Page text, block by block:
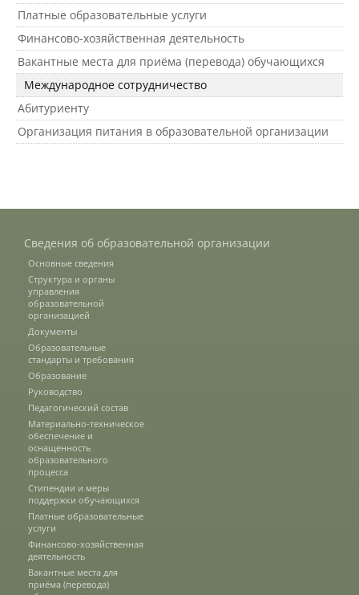
Подразделения
Документы
Условия труда на рабочих местах
Закупки
Учебный процесс
Защита персональных данных
Информация о проверках
Партнеры
Безопасность
Платные образовательные услуги
Финансово-хозяйственная деятельность
Вакантные места для приёма (перевода) обучающихся
Международное сотрудничество
Абитуриенту
Организация питания в образовательной организации
Сведения об образовательной организации
Основные сведения
Структура и органы
управления
образовательной
организацией
Документы
Образовательные
стандарты и требования
Образование
Руководство
Педагогический состав
Материально-техническое
обеспечение и
оснащенность
образовательного
процесса
Стипендии и меры
поддержки обучающихся
Платные образовательные
услуги
Финансово-хозяйственная
деятельность
Вакантные места для
приёма (перевода)